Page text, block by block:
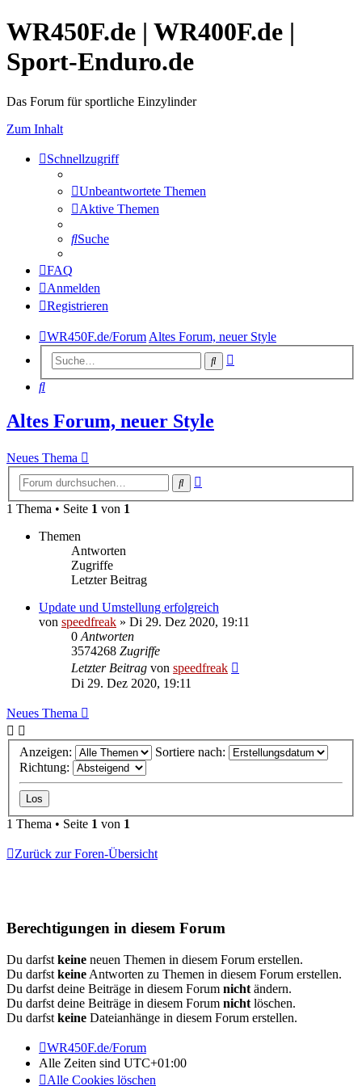
WR450F.de | WR400F.de |
Sport-Enduro.de
Das Forum für sportliche Einzylinder
Zum Inhalt
Schnellzugriff
Unbeantwortete Themen
Aktive Themen
Suche
FAQ
Anmelden
Registrieren
WR450F.de/Forum Altes Forum, neuer Style
Suche
Suche
Altes Forum, neuer Style
Neues Thema
Suche
1 Thema • Seite 1 von 1
Themen
Antworten
Zugriffe
Letzter Beitrag
Update und Umstellung erfolgreich
von speedfreak » Di 29. Dez 2020, 19:11
0 Antworten
3574268 Zugriffe
Letzter Beitrag von speedfreak
Di 29. Dez 2020, 19:11
Neues Thema
Anzeigen:
Sortiere nach:
Richtung:
1 Thema • Seite 1 von 1
Zurück zur Foren-Übersicht
Berechtigungen in diesem Forum
Du darfst keine neuen Themen in diesem Forum erstellen.
Du darfst keine Antworten zu Themen in diesem Forum erstellen.
Du darfst deine Beiträge in diesem Forum nicht ändern.
Du darfst deine Beiträge in diesem Forum nicht löschen.
Du darfst keine Dateianhänge in diesem Forum erstellen.
WR450F.de/Forum
Alle Zeiten sind UTC+01:00
Alle Cookies löschen